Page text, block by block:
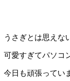
うさぎとは思えな
可愛すぎてパソコ
今日も頑張ってい